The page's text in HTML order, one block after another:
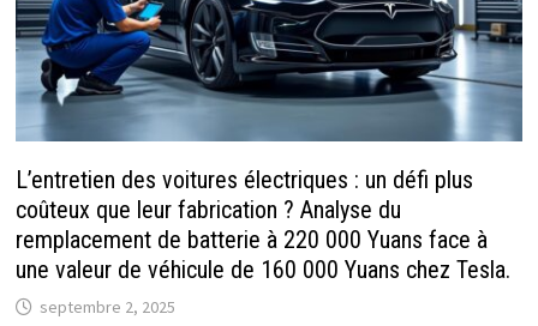
L’entretien des voitures électriques : un défi plus
coûteux que leur fabrication ? Analyse du
remplacement de batterie à 220 000 Yuans face à
une valeur de véhicule de 160 000 Yuans chez Tesla.
septembre 2, 2025